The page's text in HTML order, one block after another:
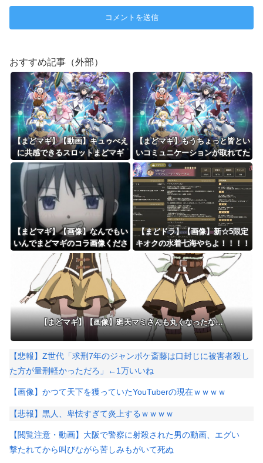
おすすめ記事（外部）
【まどマギ】【動画】キュゥべえ
に共感できるスロットまどマギ
【まどマギ】もうちょっと皆とい
いコミュニケーションが取れてた
らなってみんな思う
【まどマギ】【画像】なんでもい
いんでまどマギのコラ画像くださ
い
【まどドラ】【画像】新☆5限定
キオクの水着七海やちよ！！！！
水全体ブレイカー
【まどマギ】【画像】廻天マミさんも丸くなったな…
【悲報】Z世代「求刑7年のジャンポケ斎藤は口封じに被害者殺し
た方が量刑軽かっただろ」←1万いいね
【画像】かつて天下を獲っていたYouTuberの現在ｗｗｗｗ
【悲報】黒人、卑怯すぎて炎上するｗｗｗｗ
【閲覧注意・動画】大阪で警察に射殺された男の動画、エグい
撃たれてから叫びながら苦しみもがいて死ぬ